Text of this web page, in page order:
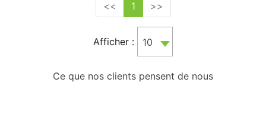
<< 1 >>
Afficher : 10
Ce que nos clients pensent de nous